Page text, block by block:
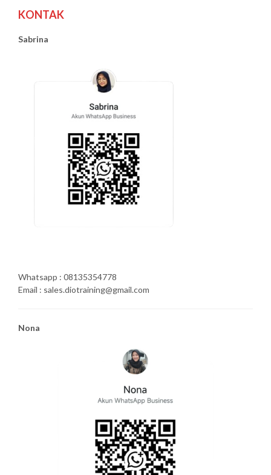
KONTAK
Sabrina
Whatsapp : 08135354778
Email : sales.diotraining@gmail.com
Nona